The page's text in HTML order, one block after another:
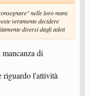
nelle loro mani
veramente decidere
diversi dagli atleti
di
riguardo l'attività